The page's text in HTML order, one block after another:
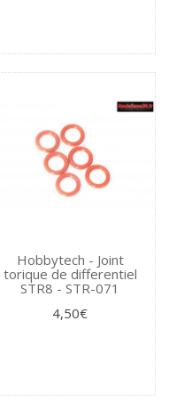
Hobbytech - Joint
torique de differentiel
STR8 - STR-071
4,50€